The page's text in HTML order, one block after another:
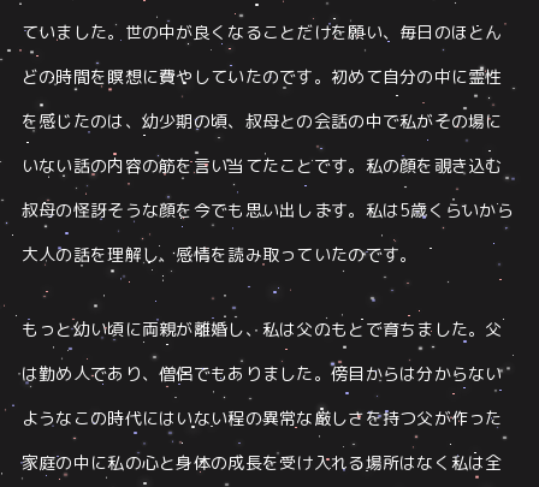
ていました。 世の中が良くなることだけを願い、毎日のほとん
どの時間を瞑想に費やしていたのです。 初めて自分の中に霊性
を感じたのは、幼少期の頃、叔母との会話の中で私がその場に
いない話の内容の筋を言い当てたことです。 私の顔を覗き込む
叔母の怪訝そうな顔を今でも思い出します。 私は5歳くらいから
大人の話を理解し、感情を読み取っていたのです。
もっと幼い頃に両親が離婚し、私は父のもとで育ちました。 父
は勤め人であり、僧侶でもありました。傍目からは分からない
ような この時代にはいない程の異常な厳しさを持つ父が作った
家庭の中に私の心と身体の成長を受け入れる場所はなく 私は全